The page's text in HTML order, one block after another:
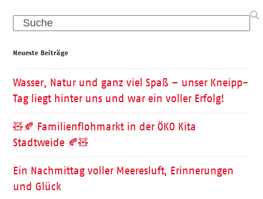
Search
Neueste Beiträge
Wasser, Natur und ganz viel Spaß – unser Kneipp-
Tag liegt hinter uns und war ein voller Erfolg!
🧸🍂 Familienflohmarkt in der ÖKO Kita
Stadtweide 🍂🧸
Ein Nachmittag voller Meeresluft, Erinnerungen
und Glück